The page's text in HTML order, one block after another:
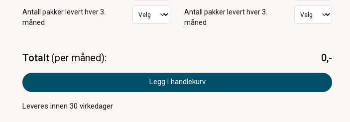
Antall pakkerlevert hver 3.
måned
Antall pakkerlevert hver 3.
måned
Totalt per måned 0,-
Legg i handlekurv
Leveres innen30 virkedager